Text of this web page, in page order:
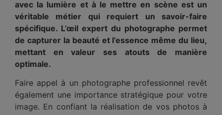
avec la lumière et à le mettre en scène est un
véritable métier qui requiert un savoir-faire
spécifique. L’œil expert du photographe permet
de capturer la beauté et l’essence même du lieu,
mettant en valeur ses atouts de manière
optimale.
Faire appel à un photographe professionnel revêt
également une importance stratégique pour votre
image. En confiant la réalisation de vos photos à